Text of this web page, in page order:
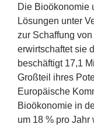
Die Bioökonomie
Lösungen unter
zur Schaffung
erwirtschaftet sie
beschäftigt 17,1
Großteil ihres
Europäische
Bioökonomie in
um 18 % pro Jahr